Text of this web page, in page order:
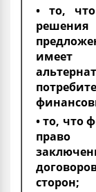
• то,
имеет
• то, что
право
сторон;